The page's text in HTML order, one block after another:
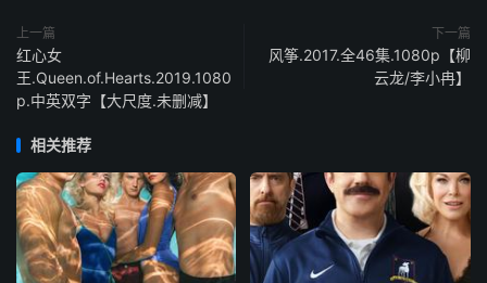
上一篇
红心女
王.Queen.of.Hearts.2019.1080
p.中英双字【大尺度.未删减】
下一篇
风筝.2017.全46集.1080p【柳
云龙/李小冉】
相关推荐